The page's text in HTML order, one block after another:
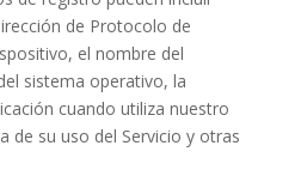
de Protocolo de
el nombre del
sistema operativo, la
cuando utiliza nuestro
de su uso del Servicio y otras